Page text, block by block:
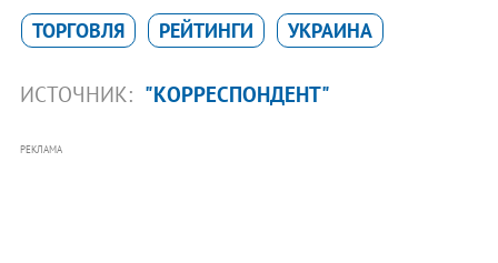
ТОРГОВЛЯ РЕЙТИНГИ УКРАИНА
ИСТОЧНИК: "КОРРЕСПОНДЕНТ"
РЕКЛАМА